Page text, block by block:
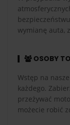
wymianę auta,
OSOBY
Wstęp na
każdego.
przeżywać
możecie robić